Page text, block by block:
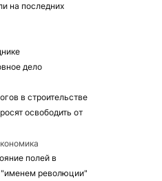
на последних
дело
в строительстве
освободить от
полей в
"именем революции"